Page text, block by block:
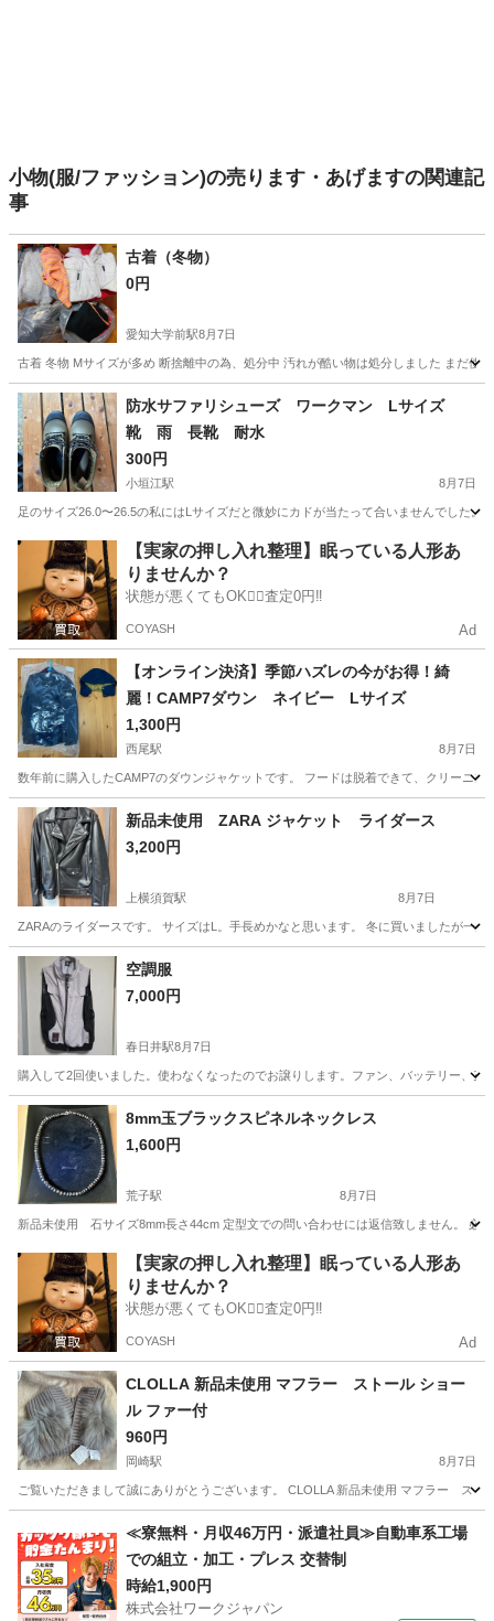
小物(服/ファッション)の売ります・あげますの関連記
事
古着（冬物）
0円
愛知大学前駅8月7日
古着 冬物 Mサイズが多め 断捨離中の為、処分中 汚れが酷い物は処分しました まだ使
愛知 豊橋市 愛知大学前駅
防水サファリシューズ ワークマン Lサイズ
靴 雨 長靴 耐水
300円
小垣江駅 8月7日
足のサイズ26.0〜26.5の私にはLサイズだと微妙にカドが当たって合いませんでした。
愛知 刈谷市 小垣江駅 その他
【実家の押し入れ整理】眠っている人形あ
りませんか？
状態が悪くてもOK🙆‍♀️査定0円‼️
COYASH Ad
【オンライン決済】季節ハズレの今がお得！綺
麗！CAMP7ダウン ネイビー Lサイズ
1,300円
西尾駅 8月7日
数年前に購入したCAMP7のダウンジャケットです。 フードは脱着できて、クリーニ
愛知 西尾市 西尾駅 MP7
新品未使用 ZARA ジャケット ライダース
3,200円
上横須賀駅 8月7日
ZARAのライダースです。 サイズはL。手長めかなと思います。 冬に買いましたが一度
愛知 西尾市 上横須賀駅
空調服
7,000円
春日井駅8月7日
購入して2回使いました。使わなくなったのでお譲りします。ファン、バッテリー、充
愛知 春日井市 春日井駅 その他
8mm玉ブラックスピネルネックレス
1,600円
荒子駅 8月7日
新品未使用 石サイズ8mm長さ44cm 定型文での問い合わせには返信致しません。 必
愛知 名古屋市 荒子駅 アクセサリー
【実家の押し入れ整理】眠っている人形あ
りませんか？
状態が悪くてもOK🙆‍♀️査定0円‼️
COYASH Ad
CLOLLA 新品未使用 マフラー ストール ショー
ル ファー付
960円
岡崎駅 8月7日
ご覧いただきまして誠にありがとうございます。 CLOLLA 新品未使用 マフラー ス
岡崎駅 小物 新品
≪寮無料・月収46万円・派遣社員≫自動車系工場
での組立・加工・プレス 交替制
時給1,900円
株式会社ワークジャパン